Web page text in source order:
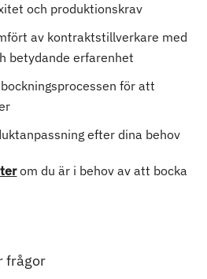
och produktionskrav
av kontraktstillverkare med
betydande erfarenhet
för att
efter dina behov
om du är i behov av att bocka
frågor